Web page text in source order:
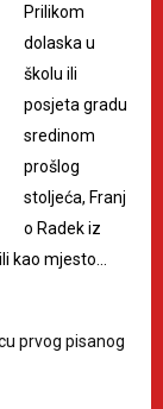
Prilikom
dolaska u
školu ili
posjeta gradu
sredinom
prošlog
stoljeća, Franj
o Radek iz
kao mjesto…
prvog pisanog